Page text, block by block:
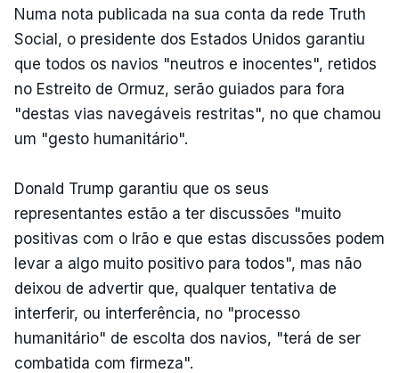
Numa nota publicada na sua conta da rede Truth
Social, o presidente dos Estados Unidos garantiu
que todos os navios "neutros e inocentes", retidos
no Estreito de Ormuz, serão guiados para fora
"destas vias navegáveis restritas", no que chamou
um "gesto humanitário".
Donald Trump garantiu que os seus
representantes estão a ter discussões "muito
positivas com o Irão e que estas discussões podem
levar a algo muito positivo para todos", mas não
deixou de advertir que, qualquer tentativa de
interferir, ou interferência, no "processo
humanitário" de escolta dos navios, "terá de ser
combatida com firmeza".